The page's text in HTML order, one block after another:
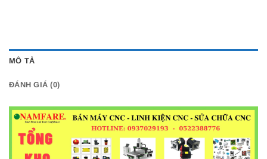
MÔ TẢ
ĐÁNH GIÁ (0)